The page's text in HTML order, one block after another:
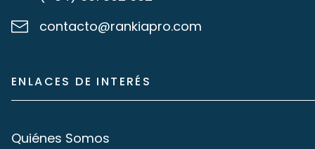
contacto@rankiapro.com
ENLACES DE INTERÉS
Quiénes Somos